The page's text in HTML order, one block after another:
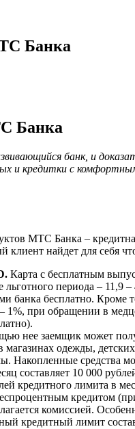
Банка
Банка
банк, и
и кредитки с
МТС Банка –
найдет для себя
Карта с бесплатным
льготного периода – 11,9
банка бесплатно.
– 1%, при обращении в
нее заемщик может
магазинах одежды,
Накопленные средства
составляет 10 000
кредитного лимита в
кредитом
комиссией.
кредитный лимит